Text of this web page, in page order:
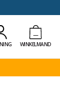
WINKELMAND